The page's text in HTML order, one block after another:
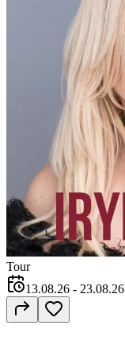
Tour
13.08.26 - 23.08.26